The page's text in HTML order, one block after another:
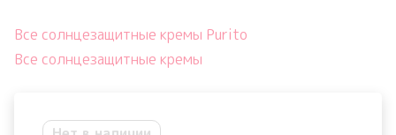
Все солнцезащитные кремы Purito
Все солнцезащитные кремы